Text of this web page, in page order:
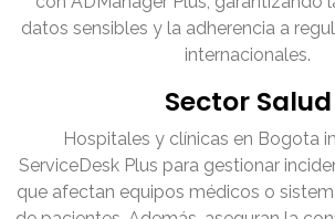
datos sensibles y la adherencia a
internacionales.
Sector Salud
Hospitales y clínicas en Bogota
ServiceDesk Plus para gestionar
que afectan equipos médicos o